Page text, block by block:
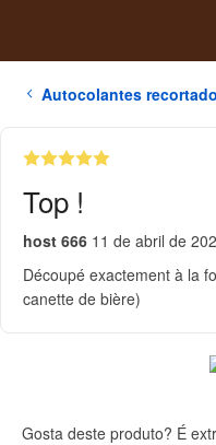
Autocolantes
Top !
host 666 11 de abril de
Découpé exactement à la
canette de bière)
Gosta deste produto? É